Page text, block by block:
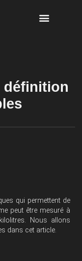
définition
qui permettent de
peut être mesuré à
Nous allons
dans cet article.